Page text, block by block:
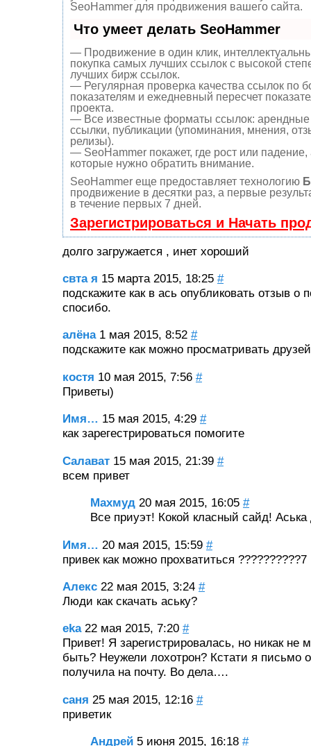
SeoHammer для продвижения вашего сайта.
Что умеет делать SeoHammer
— Продвижение в один клик,
покупка самых лучших ссылок с высокой
лучших бирж ссылок.
— Регулярная проверка качества ссылок по
показателям и ежедневный пересчет
проекта.
— Все известные форматы ссылок: арендные
ссылки, публикации (упоминания, мнения,
релизы).
— SeoHammer покажет, где рост или
которые нужно обратить внимание.
SeoHammer еще предоставляет технологию
продвижение в десятки раз, а первые
в течение первых 7 дней.
Зарегистрироваться и Начать
долго загружается , инет хороший
свта я 15 марта 2015, 18:25 #
подскажите как в ась опубликовать отзыв о
спосибо.
алёна 1 мая 2015, 8:52 #
подскажите как можно просматривать
костя 10 мая 2015, 7:56 #
Приветы)
Имя… 15 мая 2015, 4:29 #
как зарегестрироваться помогите
Салават 15 мая 2015, 21:39 #
всем привет
Махмуд 20 мая 2015, 16:05 #
Все приуэт! Кокой класный сайд! Аська
Имя… 20 мая 2015, 15:59 #
привек как можно прохватиться ??????????7
Алекс 22 мая 2015, 3:24 #
Люди как скачать аську?
eka 22 мая 2015, 7:20 #
Привет! Я зарегистрировалась, но никак не
быть? Неужели лохотрон? Кстати я письмо
получила на почту. Во дела….
саня 25 мая 2015, 12:16 #
приветик
Андрей 5 июня 2015, 16:18 #